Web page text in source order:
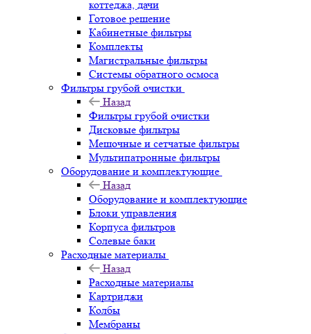
коттеджа, дачи
Готовое решение
Кабинетные фильтры
Комплекты
Магистральные фильтры
Системы обратного осмоса
Фильтры грубой очистки
Назад
Фильтры грубой очистки
Дисковые фильтры
Мешочные и сетчатые фильтры
Мультипатронные фильтры
Оборудование и комплектующие
Назад
Оборудование и комплектующие
Блоки управления
Корпуса фильтров
Солевые баки
Расходные материалы
Назад
Расходные материалы
Картриджи
Колбы
Мембраны